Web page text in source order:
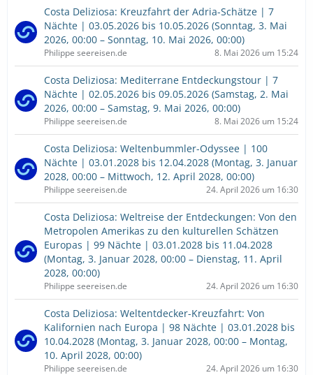
Costa Deliziosa: Kreuzfahrt der Adria-Schätze | 7
Nächte | 03.05.2026 bis 10.05.2026 (Sonntag, 3. Mai
2026, 00:00 – Sonntag, 10. Mai 2026, 00:00)
Philippe seereisen.de 8. Mai 2026 um 15:24
Costa Deliziosa: Mediterrane Entdeckungstour | 7
Nächte | 02.05.2026 bis 09.05.2026 (Samstag, 2. Mai
2026, 00:00 – Samstag, 9. Mai 2026, 00:00)
Philippe seereisen.de 8. Mai 2026 um 15:24
Costa Deliziosa: Weltenbummler-Odyssee | 100
Nächte | 03.01.2028 bis 12.04.2028 (Montag, 3. Januar
2028, 00:00 – Mittwoch, 12. April 2028, 00:00)
Philippe seereisen.de 24. April 2026 um 16:30
Costa Deliziosa: Weltreise der Entdeckungen: Von den
Metropolen Amerikas zu den kulturellen Schätzen
Europas | 99 Nächte | 03.01.2028 bis 11.04.2028
(Montag, 3. Januar 2028, 00:00 – Dienstag, 11. April
2028, 00:00)
Philippe seereisen.de 24. April 2026 um 16:30
Costa Deliziosa: Weltentdecker-Kreuzfahrt: Von
Kalifornien nach Europa | 98 Nächte | 03.01.2028 bis
10.04.2028 (Montag, 3. Januar 2028, 00:00 – Montag,
10. April 2028, 00:00)
Philippe seereisen.de 24. April 2026 um 16:30